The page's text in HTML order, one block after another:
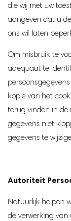
die wij met uw
aangeven dat u
ons wil laten
Om misbruik te
adequaat te
kopie van het
terug vinden in de
gegevens niet
gegevens te
Autoriteit
Natuurlijk helpen
de verwerking van